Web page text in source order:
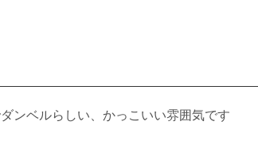
ンベルらしい、かっこいい雰囲気です